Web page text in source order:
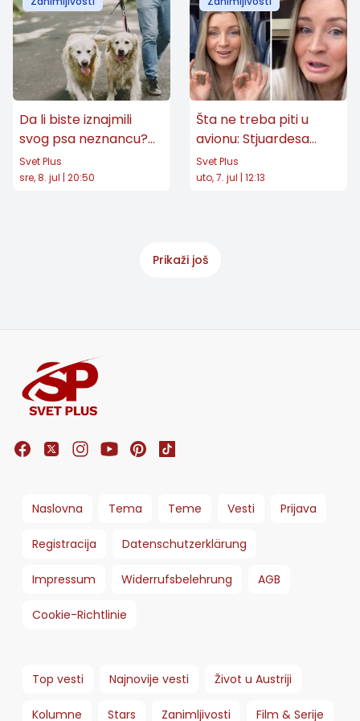
Da li biste iznajmili
svog psa neznancu?
Kontroverzna
aplikacija šokirala
Svet Plus
sre, 8. jul | 20:50
Šta ne treba piti u
avionu: Stjuardesa
otkrila savet koji je
iznenadio putnike
Svet Plus
uto, 7. jul | 12:13
Prikaži još
Naslovna Tema Teme Vesti Prijava
Registracija Datenschutzerklärung
Impressum Widerrufsbelehrung AGB
Cookie-Richtlinie
Top vesti Najnovije vesti Život u Austriji
Kolumne Stars Zanimljivosti Film & Serije